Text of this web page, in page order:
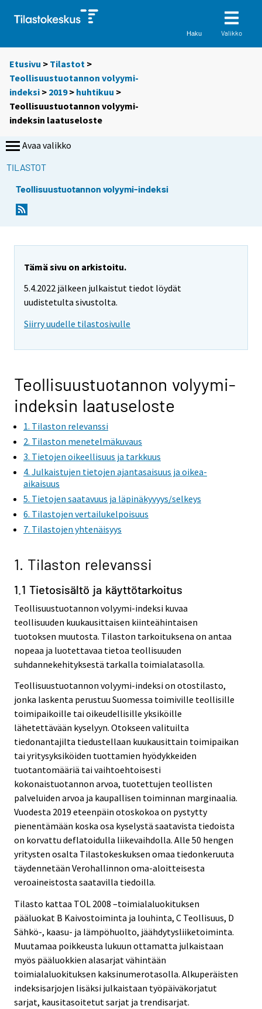
Haku Valikko
Etusivu > Tilastot >
Teollisuustuotannon volyymi-
indeksi > 2019> huhtikuu >
Teollisuustuotannon volyymi-
indeksin laatuseloste
Avaa valikko
TILASTOT
Teollisuustuotannon volyymi-indeksi
Tämä sivu on arkistoitu.
5.4.2022 jälkeen julkaistut tiedot löydät
uudistetulta sivustolta.
Siirry uudelle tilastosivulle
Teollisuustuotannon volyymi-
indeksin laatuseloste
1. Tilaston relevanssi
2. Tilaston menetelmäkuvaus
3. Tietojen oikeellisuus ja tarkkuus
4. Julkaistujen tietojen ajantasaisuus ja oikea-
aikaisuus
5. Tietojen saatavuus ja läpinäkyvyys/selkeys
6. Tilastojen vertailukelpoisuus
7. Tilastojen yhtenäisyys
1. Tilaston relevanssi
1.1 Tietosisältö ja käyttötarkoitus
Teollisuustuotannon volyymi-indeksi kuvaa
teollisuuden kuukausittaisen kiinteähintaisen
tuotoksen muutosta. Tilaston tarkoituksena on antaa
nopeaa ja luotettavaa tietoa teollisuuden
suhdannekehityksestä tarkalla toimialatasolla.
Teollisuustuotannon volyymi-indeksi on otostilasto,
jonka laskenta perustuu Suomessa toimiville teollisille
toimipaikoille tai oikeudellisille yksiköille
lähetettävään kyselyyn. Otokseen valituilta
tiedonantajilta tiedustellaan kuukausittain toimipaikan
tai yritysyksiköiden tuottamien hyödykkeiden
tuotantomääriä tai vaihtoehtoisesti
kokonaistuotannon arvoa, tuotettujen teollisten
palveluiden arvoa ja kaupallisen toiminnan marginaalia.
Vuodesta 2019 eteenpäin otoskokoa on pystytty
pienentämään koska osa kyselystä saatavista tiedoista
on korvattu deflatoidulla liikevaihdolla. Alle 50 hengen
yritysten osalta Tilastokeskuksen omaa tiedonkeruuta
täydennetään Verohallinnon oma-aloitteisesta
veroaineistosta saatavilla tiedoilla.
Tilasto kattaa TOL 2008 –toimialaluokituksen
pääluokat B Kaivostoiminta ja louhinta, C Teollisuus, D
Sähkö-, kaasu- ja lämpöhuolto, jäähdytysliiketoiminta.
Muutamaa poikkeusta lukuun ottamatta julkaistaan
myös pääluokkien alasarjat vähintään
toimialaluokituksen kaksinumerotasolla. Alkuperäisten
indeksisarjojen lisäksi julkaistaan työpäiväkorjatut
sarjat, kausitasoitetut sarjat ja trendisarjat.